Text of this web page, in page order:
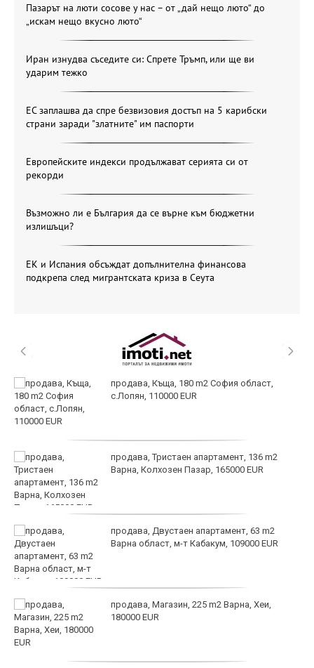
Пазарът на люти сосове у нас – от „дай нещо люто“ до
„искам нещо вкусно люто“
Иран изнудва съседите си: Спрете Тръмп, или ще ви
ударим тежко
ЕС заплашва да спре безвизовия достъп на 5 карибски
страни заради "златните" им паспорти
Европейските индекси продължават серията си от
рекорди
Възможно ли е България да се върне към бюджетни
излишъци?
ЕК и Испания обсъждат допълнителна финансова
подкрепа след мигрантската криза в Сеута
продава, Къща, 180 m2 София област,
с.Лопян, 110000 EUR
продава, Тристаен апартамент, 136 m2
Варна, Колхозен Пазар, 165000 EUR
продава, Двустаен апартамент, 63 m2
Варна област, м-т Кабакум, 109000 EUR
продава, Магазин, 225 m2 Варна, Хеи,
180000 EUR